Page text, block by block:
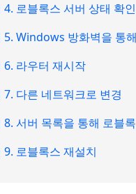
4. 로블록스 서버 상태 확인
5. Windows 방화벽을 통
6. 라우터 재시작
7. 다른 네트워크로 변경
8. 서버 목록을 통해 로블
9. 로블록스 재설치